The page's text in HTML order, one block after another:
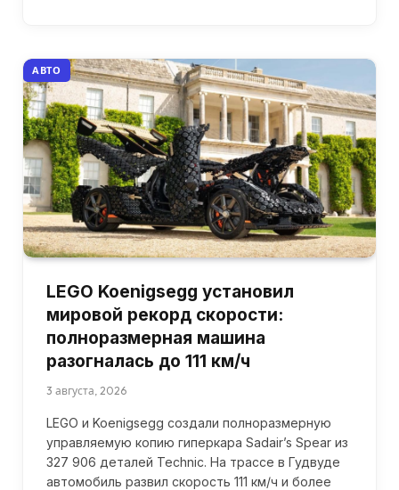
АВТО
LEGO Koenigsegg установил
мировой рекорд скорости:
полноразмерная машина
разогналась до 111 км/ч
3 августа, 2026
LEGO и Koenigsegg создали полноразмерную
управляемую копию гиперкара Sadair’s Spear из
327 906 деталей Technic. На трассе в Гудвуде
автомобиль развил скорость 111 км/ч и более